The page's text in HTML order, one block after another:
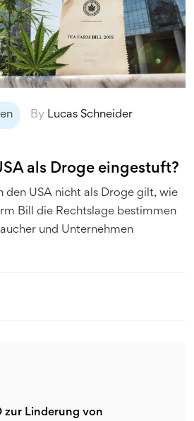
By Lucas Schneider
als Droge eingestuft?
den USA nicht als Droge gilt, wie
Bill die Rechtslage bestimmen
und Unternehmen
zur Linderung von